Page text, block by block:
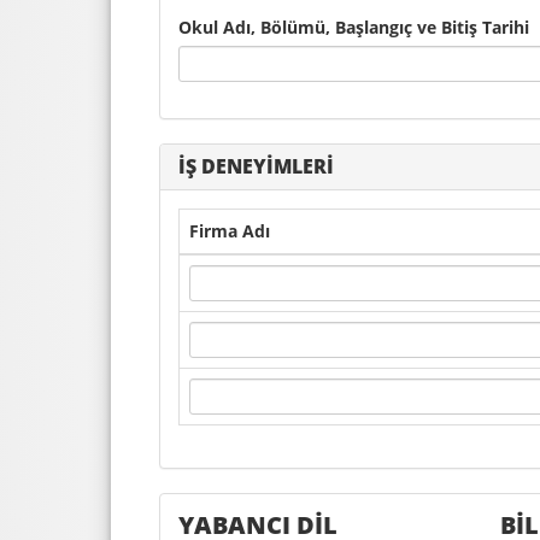
Okul Adı, Bölümü, Başlangıç ve Bitiş Tarihi
İŞ DENEYİMLERİ
Firma Adı
YABANCI DİL